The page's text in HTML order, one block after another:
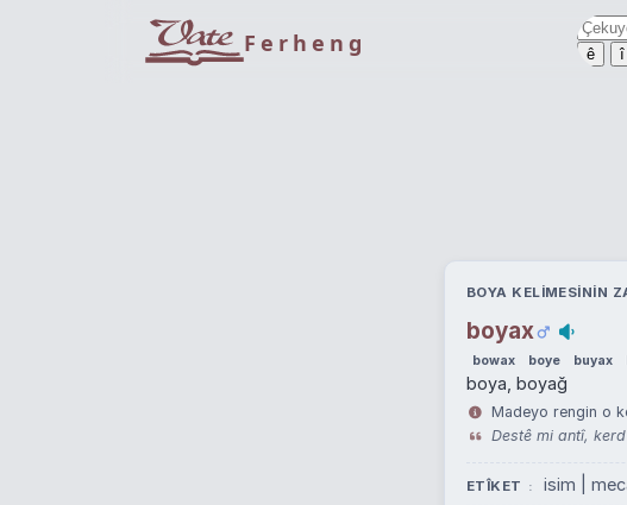
Ferheng ê î
BOYA KELIMESININ
boyax
bowax boye buyax
boya, boyağ
Madeyo rengin o
Destê mi antî,
ETÎKET isim |